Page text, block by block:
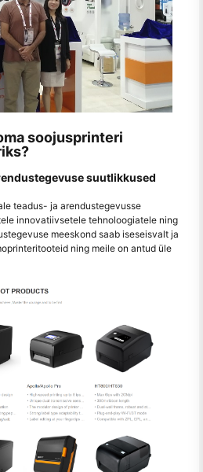
soojusprinteri
suutlikkused
teadus- ja arendustegevusse
innovatiivsetele tehnoloogiatele ning
meeskond saab iseseisvalt ja
ning meile on antud üle